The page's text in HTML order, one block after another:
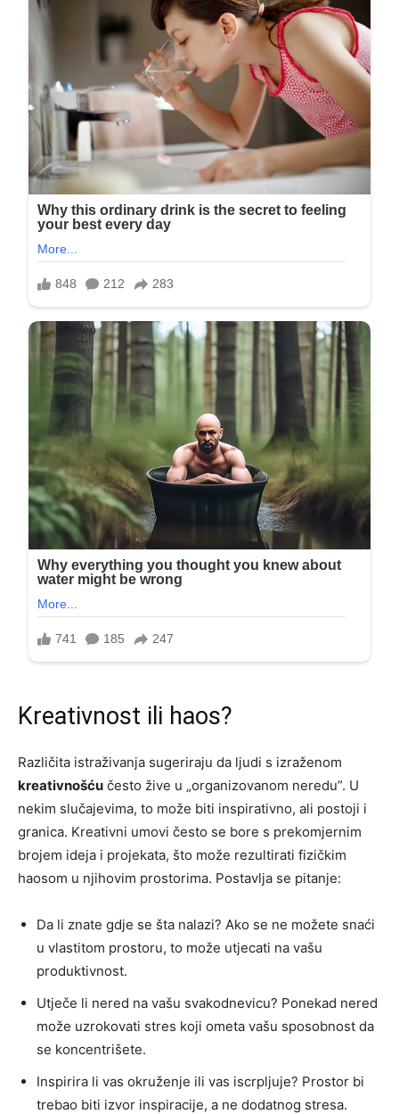
Kreativnost ili haos?
Različita istraživanja sugeriraju da ljudi s izraženom
kreativnošću često žive u „organizovanom neredu”. U
nekim slučajevima, to može biti inspirativno, ali postoji i
granica. Kreativni umovi često se bore s prekomjernim
brojem ideja i projekata, što može rezultirati fizičkim
haosom u njihovim prostorima. Postavlja se pitanje:
Da li znate gdje se šta nalazi? Ako se ne možete snaći
u vlastitom prostoru, to može utjecati na vašu
produktivnost.
Utječe li nered na vašu svakodnevicu? Ponekad nered
može uzrokovati stres koji ometa vašu sposobnost da
se koncentrišete.
Inspirira li vas okruženje ili vas iscrpljuje? Prostor bi
trebao biti izvor inspiracije, a ne dodatnog stresa.